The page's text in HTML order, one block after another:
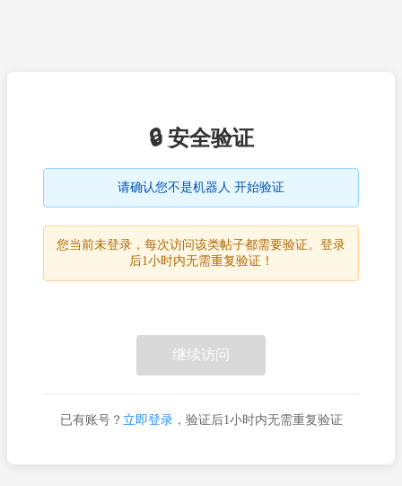
🔒 安全验证
请确认您不是机器人 开始验证
您当前未登录，每次访问该类帖子都需要验证。登录
后1小时内无需重复验证！
继续访问
已有账号？ 立即登录，验证后1小时内无需重复验证